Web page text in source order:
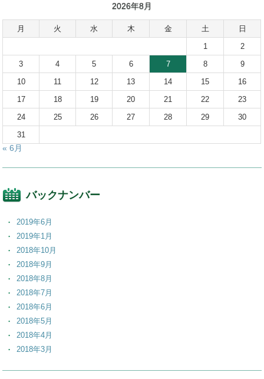
2026年8月
月 火 水 木 金 土
日
1
2
3
4 5 6 7 8
9
10
11 12 13 14 15
16
17
18 19 20 21 22
23
24
25 26 27 28 29
30
31
« 6月
バックナンバー
2019年6月
2019年1月
2018年10月
2018年9月
2018年8月
2018年7月
2018年6月
2018年5月
2018年4月
2018年3月